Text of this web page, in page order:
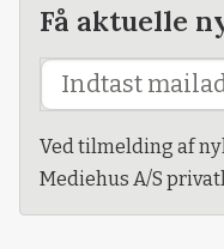
Få aktuelle
Ved tilmelding af
Mediehus A/S